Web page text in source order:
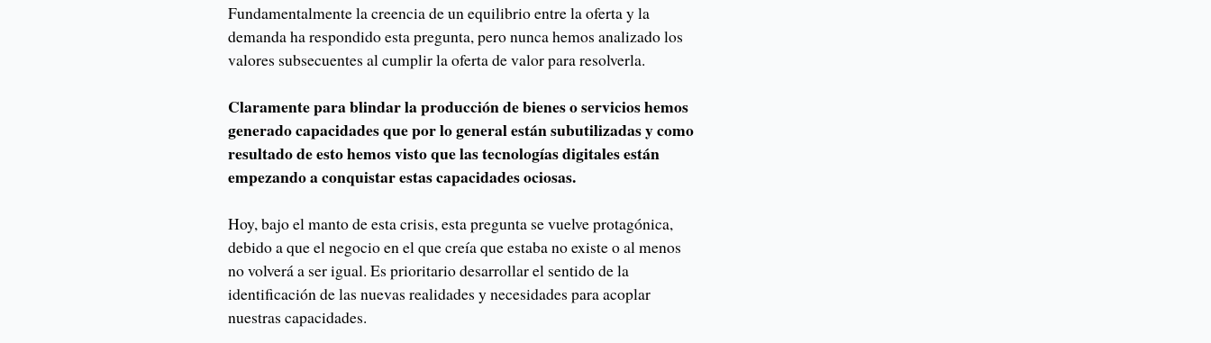
Fundamentalmente la creencia de un equilibrio entre la oferta y la
demanda ha respondido esta pregunta, pero nunca hemos analizado los
valores subsecuentes al cumplir la oferta de valor para resolverla.
Claramente para blindar la producción de bienes o servicios hemos
generado capacidades que por lo general están subutilizadas y como
resultado de esto hemos visto que las tecnologías digitales están
empezando a conquistar estas capacidades ociosas.
Hoy, bajo el manto de esta crisis, esta pregunta se vuelve protagónica,
debido a que el negocio en el que creía que estaba no existe o al menos
no volverá a ser igual. Es prioritario desarrollar el sentido de la
identificación de las nuevas realidades y necesidades para acoplar
nuestras capacidades.